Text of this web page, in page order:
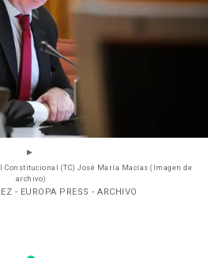
(TC) José María Macías (Imagen de
archivo)
- EUROPA PRESS - ARCHIVO